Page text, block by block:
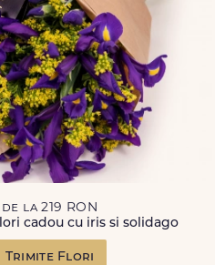
de la 219 RON
cadou cu iris si solidago
Trimite Flori